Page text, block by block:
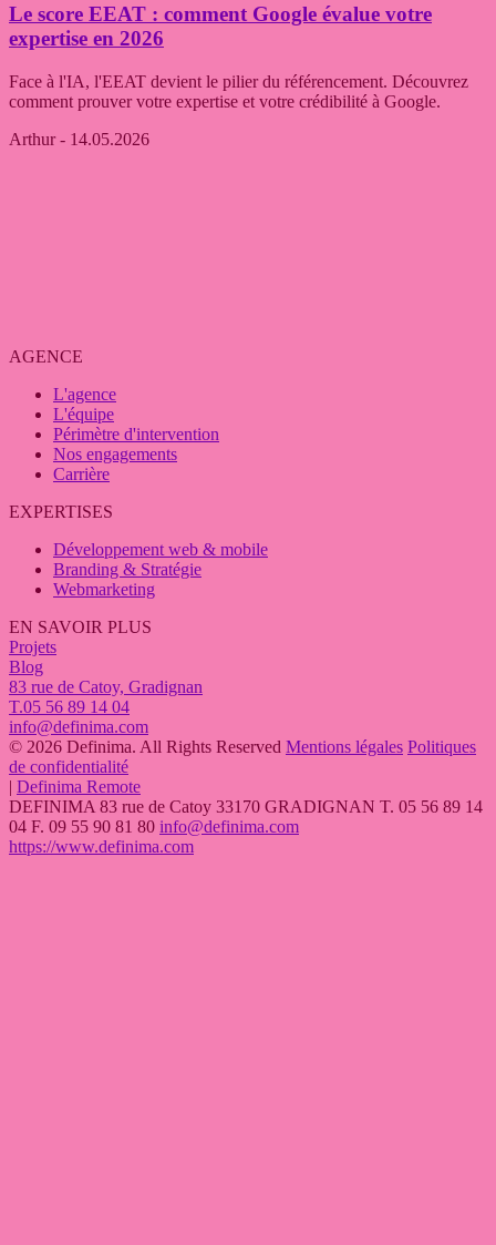
Le score EEAT : comment Google évalue votre
expertise en 2026
Face à l'IA, l'EEAT devient le pilier du référencement. Découvrez
comment prouver votre expertise et votre crédibilité à Google.
Arthur- 14.05.2026
AGENCE
L'agence
L'équipe
Périmètre d'intervention
Nos engagements
Carrière
EXPERTISES
Développement web & mobile
Branding & Stratégie
Webmarketing
EN SAVOIR PLUS
Projets
Blog
83 rue de Catoy, Gradignan
T.05 56 89 14 04
info@definima.com
© 2026 Definima. All Rights Reserved Mentions légales Politiques
de confidentialité
| Definima Remote
DEFINIMA 83 rue de Catoy 33170 GRADIGNAN T. 05 56 89 14
04 F. 09 55 90 81 80 info@definima.com
https://www.definima.com